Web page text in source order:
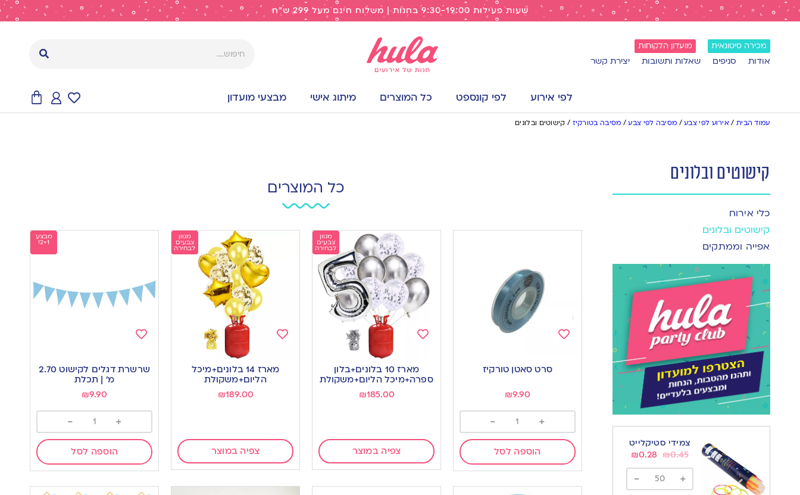
שעות פעילות 9:30-19:00 בחנות | משלוח חינם מעל 299 ש"ח
מכירה סיטונאית מועדון הלקוחות
אודות סניפים שאלות ותשובות יצירת קשר
לפי אירוע לפי קונספט כל המוצרים מיתוג אישי מבצעי מועדון
עמוד הבית / אירוע לפי צבע/ מסיבה לפי צבע/ מסיבה בטורקיז / קישוטים ובלונים
קישוטים ובלונים
כלי אירוח
קישוטים ובלונים
אפייה וממתקים
צמידי סטיקלייט
₪0.45
₪0.28
+
-
כל המוצרים
wishlist
סרט סאטן טורקיז
₪9.90
+
-
הוספה לסל
מגוון
צבעים
לבחירה
wishlist
מארז 10 בלונים+בלון
ספרה+מיכל הליום+משקולת
₪185.00
צפיה במוצר
מגוון
צבעים
לבחירה
wishlist
מארז 14 בלונים+מיכל
הליום+משקולת
₪189.00
צפיה במוצר
מבצע
2+1!
to
wishlist
שרשרת דגלים לקישוט 2.70
מ’ | תכלת
₪9.90
+
-
הוספה לסל